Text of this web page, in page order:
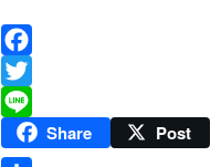
Facebook
Twitter
Line
Share Post